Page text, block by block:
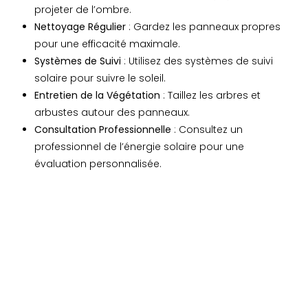
projeter de l’ombre.
Nettoyage Régulier : Gardez les panneaux propres
pour une efficacité maximale.
Systèmes de Suivi : Utilisez des systèmes de suivi
solaire pour suivre le soleil.
Entretien de la Végétation : Taillez les arbres et
arbustes autour des panneaux.
Consultation Professionnelle : Consultez un
professionnel de l’énergie solaire pour une
évaluation personnalisée.